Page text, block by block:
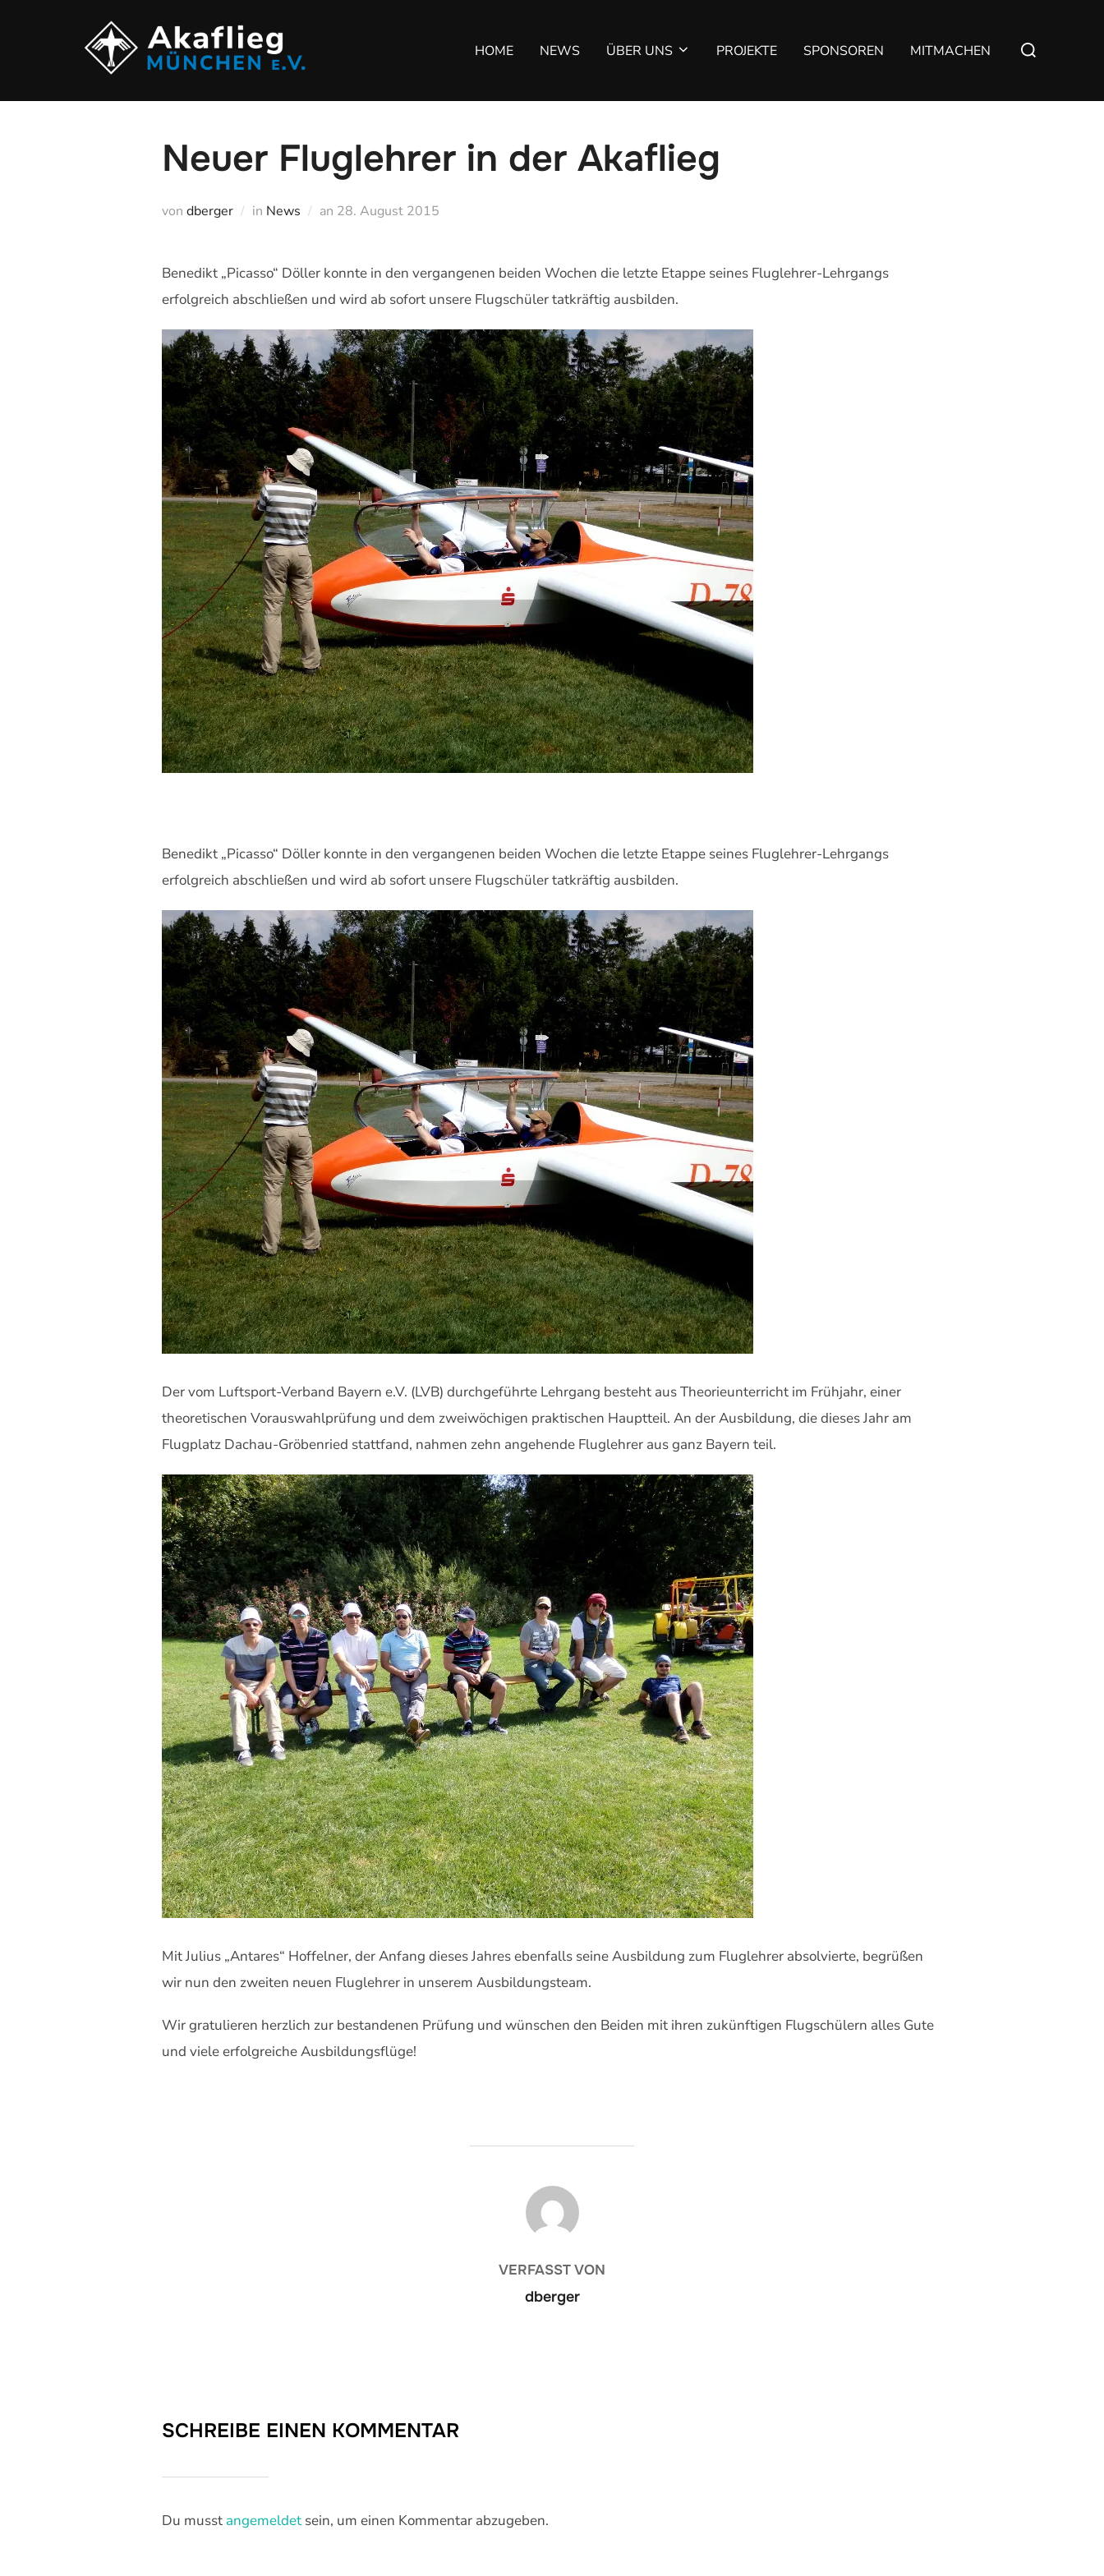
HOME NEWS ÜBER UNS PROJEKTE SPONSOREN MITMACHEN
Suchen
nach:
Neuer Fluglehrer in der Akaflieg
von dberger in News an Veröffentlicht
28. August 2015
Benedikt „Picasso“ Döller konnte in den vergangenen beiden Wochen die letzte Etappe seines Fluglehrer-Lehrgangs
erfolgreich abschließen und wird ab sofort unsere Flugschüler tatkräftig ausbilden.
Benedikt „Picasso“ Döller konnte in den vergangenen beiden Wochen die letzte Etappe seines Fluglehrer-Lehrgangs
erfolgreich abschließen und wird ab sofort unsere Flugschüler tatkräftig ausbilden.
Der vom Luftsport-Verband Bayern e.V. (LVB) durchgeführte Lehrgang besteht aus Theorieunterricht im Frühjahr, einer
theoretischen Vorauswahlprüfung und dem zweiwöchigen praktischen Hauptteil. An der Ausbildung, die dieses Jahr am
Flugplatz Dachau-Gröbenried stattfand, nahmen zehn angehende Fluglehrer aus ganz Bayern teil.
Mit Julius „Antares“ Hoffelner, der Anfang dieses Jahres ebenfalls seine Ausbildung zum Fluglehrer absolvierte, begrüßen
wir nun den zweiten neuen Fluglehrer in unserem Ausbildungsteam.
Wir gratulieren herzlich zur bestandenen Prüfung und wünschen den Beiden mit ihren zukünftigen Flugschülern alles Gute
und viele erfolgreiche Ausbildungsflüge!
BEITRAGSAUTOR
VERFASST VON
dberger
SCHREIBE EINEN KOMMENTAR
Du musst angemeldet sein, um einen Kommentar abzugeben.